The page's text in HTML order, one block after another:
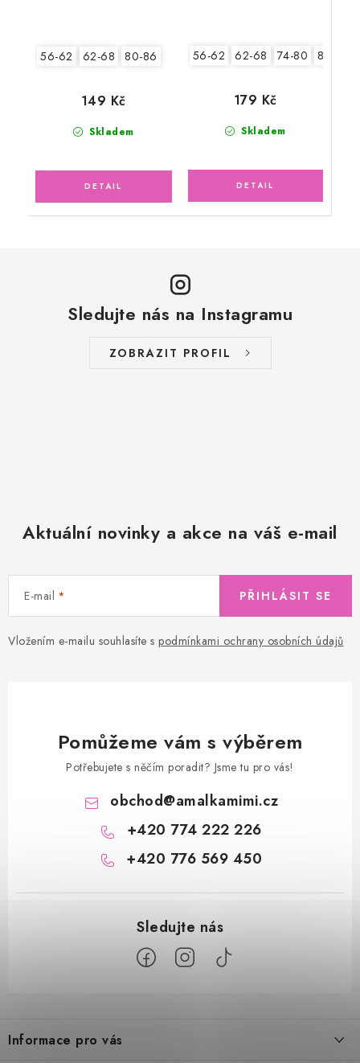
56-62 62-68 80-86
Skladem
149 Kč
56-62 62-68 74-80 80-86
Skladem
179 Kč
Sledujte nás na Instagramu
ZOBRAZIT PROFIL
Aktuální novinky a akce na váš e-mail
E-mail
Vložením e-mailu souhlasíte s podmínkami ochrany osobních údajů
PŘIHLÁSIT SE
Pomůžeme vám s výběrem
Potřebujete s něčím poradit? Jsme tu pro vás!
obchod@amalkamimi.cz
+420 774 222 226
+420 776 569 450
pInformace pro vás